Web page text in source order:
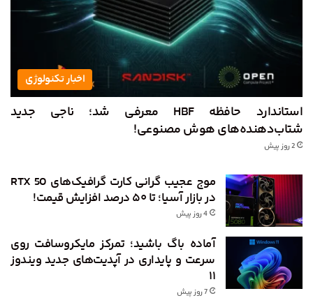
اخبار تکنولوژی
استاندارد حافظه HBF معرفی شد؛ ناجی جدید
شتاب‌دهنده‌های هوش مصنوعی!
2 روز پیش
موج عجیب گرانی کارت گرافیک‌های RTX 50
در بازار آسیا؛ تا ۵۰ درصد افزایش قیمت!
4 روز پیش
آماده باگ باشید؛ تمرکز مایکروسافت روی
سرعت و پایداری در آپدیت‌های جدید ویندوز
۱۱
7 روز پیش